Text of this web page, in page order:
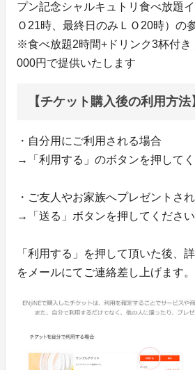
プン記念シャルキュトリ食べ放題
Ｏ21時、最終日のみＬＯ20時）の
※食べ放題2時間+ドリンク3杯付き
000円で提供いたします
【チケット購入後の利用方法
・自分用にご利用される場合
→「利用する」のボタンを押してく
・ご友人やお家族へプレゼントさ
→「送る」ボタンを押してください
「利用する」を押して頂いた後、
をメールにてご連絡差し上げます。